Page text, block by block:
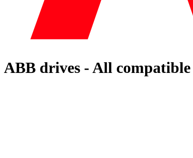
ABB drives - All compatible